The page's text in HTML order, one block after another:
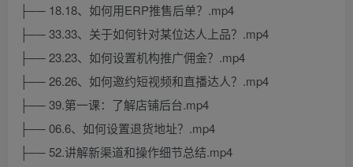
├── 18.18、如何用ERP推售后单？.mp4
├── 33.33、关于如何针对某位达人上品？.mp4
├── 23.23、如何设置机构推广佣金？.mp4
├── 26.26、如何邀约短视频和直播达人？.mp4
├── 39.第一课：了解店铺后台.mp4
├── 06.6、如何设置退货地址？.mp4
├── 52.讲解新渠道和操作细节总结.mp4